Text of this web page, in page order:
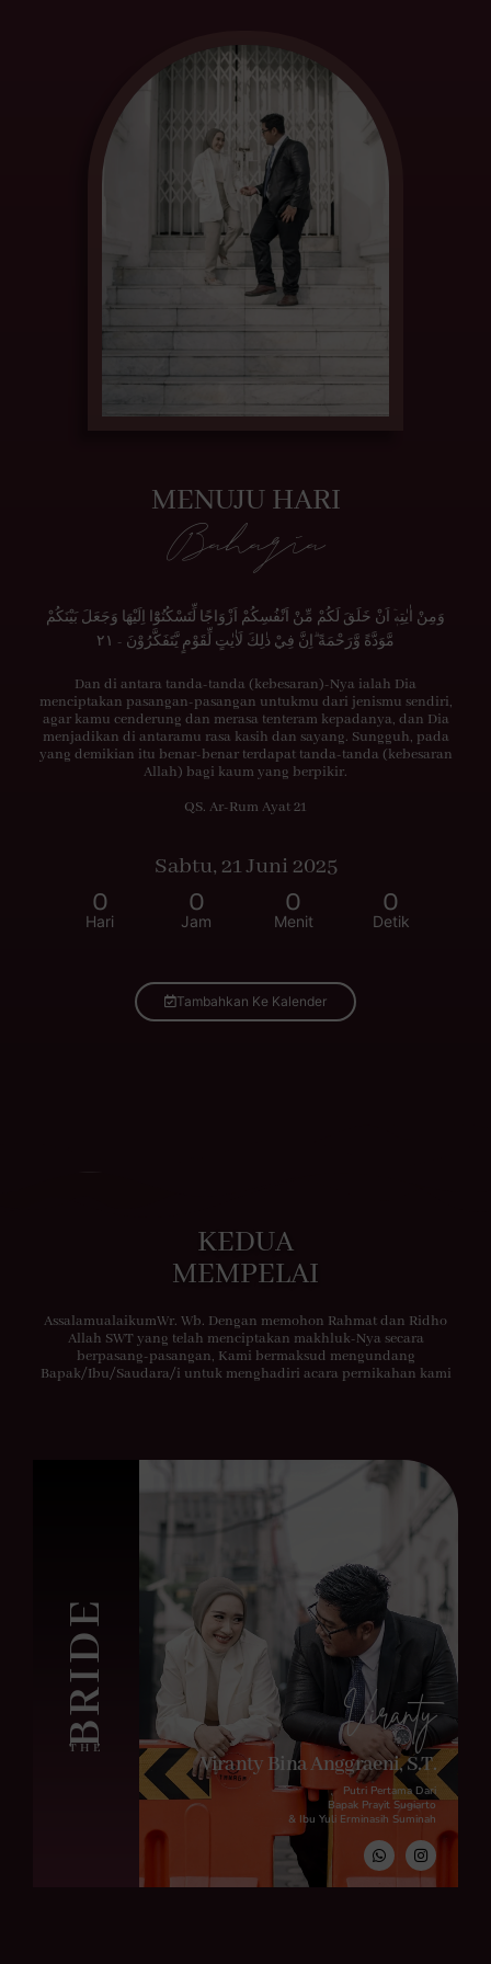
MENUJU HARI
Bahagia
وَمِنْ اٰيٰتِهٖٓ اَنْ خَلَقَ لَكُمْ مِّنْ اَنْفُسِكُمْ اَزْوَاجًا لِّتَسْكُنُوْٓا اِلَيْهَا وَجَعَلَ بَيْنَكُمْ
مَّوَدَّةً وَّرَحْمَةً ۗاِنَّ فِيْ ذٰلِكَ لَاٰيٰتٍ لِّقَوْمٍ يَّتَفَكَّرُوْنَ - ٢١
Dan di antara tanda-tanda (kebesaran)-Nya ialah Dia
menciptakan pasangan-pasangan untukmu dari jenismu sendiri,
agar kamu cenderung dan merasa tenteram kepadanya, dan Dia
menjadikan di antaramu rasa kasih dan sayang. Sungguh, pada
yang demikian itu benar-benar terdapat tanda-tanda (kebesaran
Allah) bagi kaum yang berpikir.
QS. Ar-Rum Ayat 21
Sabtu, 21 Juni 2025
0
Hari
0
Jam
0
Menit
0
Detik
Tambahkan Ke Kalender
KEDUA
MEMPELAI
AssalamualaikumWr. Wb. Dengan memohon Rahmat dan Ridho
Allah SWT yang telah menciptakan makhluk-Nya secara
berpasang-pasangan, Kami bermaksud mengundang
Bapak/Ibu/Saudara/i untuk menghadiri acara pernikahan kami
BRIDE
THE
Viranty
Viranty Bina Anggraeni, S.T.
Putri Pertama Dari
Bapak Prayit Sugiarto
& Ibu Yuli Erminasih Suminah